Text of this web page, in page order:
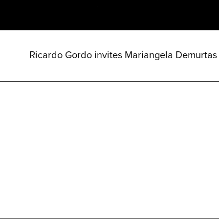
Ricardo Gordo invites Mariangela Demurtas